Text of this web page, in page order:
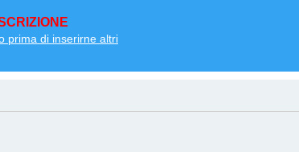
prima di inserirne altri